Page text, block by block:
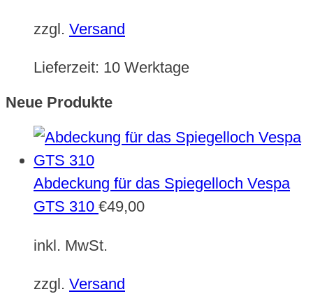
zzgl. Versand
Lieferzeit: 10 Werktage
Neue Produkte
Abdeckung für das Spiegelloch Vespa
GTS 310 €49,00
inkl. MwSt.
zzgl. Versand